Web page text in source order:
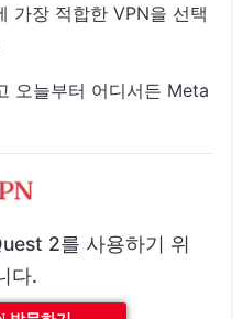
가장 적합한 VPN을 선택
오늘부터 어디서든 Meta
2를 사용하기 위
다.